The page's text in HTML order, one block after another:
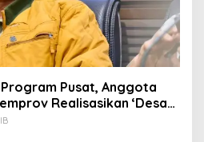
Pusat, Anggota
Realisasikan ‘Desa